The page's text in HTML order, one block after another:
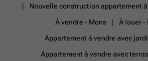
Nouvelle construction appartement
À vendre - Mons
À louer -
Appartement à vendre avec
Appartement à vendre avec